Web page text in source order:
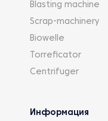
Blasting machine
Scrap-machinery
Biowelle
Torreficator
Centrifuger
Информация